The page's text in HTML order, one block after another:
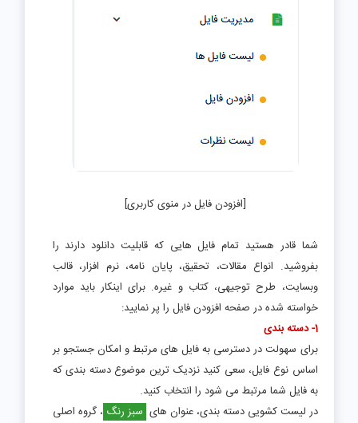
[افزودن فایل در منوی کاربری]
شما قادر هستید تمام فایل هایی که قابلیت دانلود دارند را
بفروشید. انواع مقالات، تحقیق، پایان نامه، نرم افزار، قالب
وبسایت، طرح توجیهی، کتاب و غیره. برای اینکار باید موارد
خواسته شده در صفحه افزودن فایل را پر نمایید:
1- دسته بندی
برای سهولت در دسترسی به فایل های مرتبط و امکان جستجو بر
اساس نوع فایل، سعی کنید نزدیک ترین موضوع دسته بندی که
به فایل شما مرتبط می شود را انتخاب کنید.
در لیست کشویی دسته بندی، عنوان های سبز رنگ ، گروه اصلی